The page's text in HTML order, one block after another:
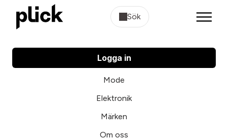
Sök
Logga in
Mode
Elektronik
Märken
Om oss